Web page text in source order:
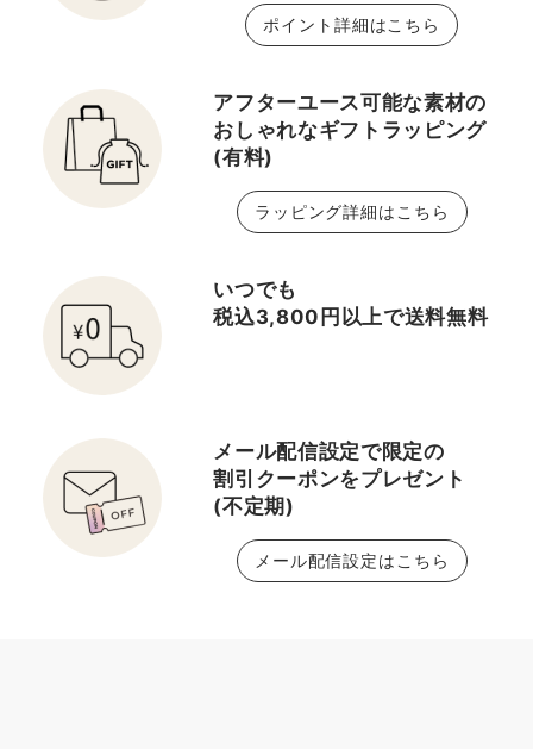
ポイント詳細はこちら
アフターユース可能な素材の
おしゃれなギフトラッピング
(有料)
ラッピング詳細はこちら
いつでも
税込3,800円以上で送料無料
メール配信設定で限定の
割引クーポンをプレゼント
(不定期)
メール配信設定はこちら